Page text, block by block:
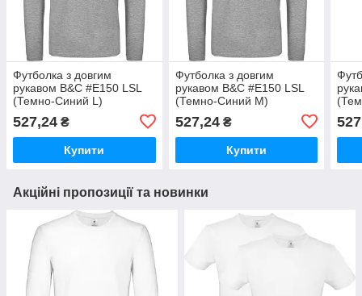
Футболка з довгим
рукавом B&C #E150 LSL
(Темно-Синий L)
527,24 ₴
Купити
Футболка з довгим
рукавом B&C #E150 LSL
(Темно-Синий M)
527,24₴
Купити
Акційні пропозиції та новинки